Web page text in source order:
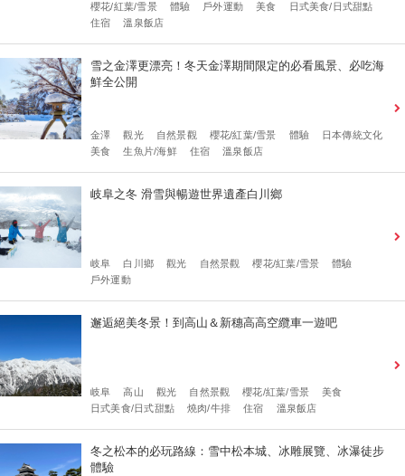
櫻花/紅葉/雪景
體驗 戶外運動 美食
日式美食/日式甜點
住宿
溫泉飯店
雪之金澤更漂亮！冬天金澤期間限定的必看風景、必吃海
鮮全公開
金澤 觀光 自然景觀 櫻花/紅葉/雪景 體驗
日本傳統文化
美食
生魚片/海鮮 住宿 溫泉飯店
岐阜之冬 滑雪與暢遊世界遺產白川鄉
岐阜 白川鄉 觀光 自然景觀 櫻花/紅葉/雪景
體驗
戶外運動
邂逅絕美冬景！到高山＆新穗高高空纜車一遊吧
岐阜 高山 觀光 自然景觀 櫻花/紅葉/雪景
美食
日式美食/日式甜點
燒肉/牛排 住宿 溫泉飯店
冬之松本的必玩路線：雪中松本城、冰雕展覽、冰瀑徒步
體驗